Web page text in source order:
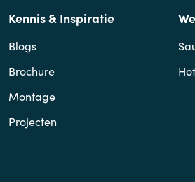
Kennis & Inspiratie
Blogs
Brochure
Montage
Projecten